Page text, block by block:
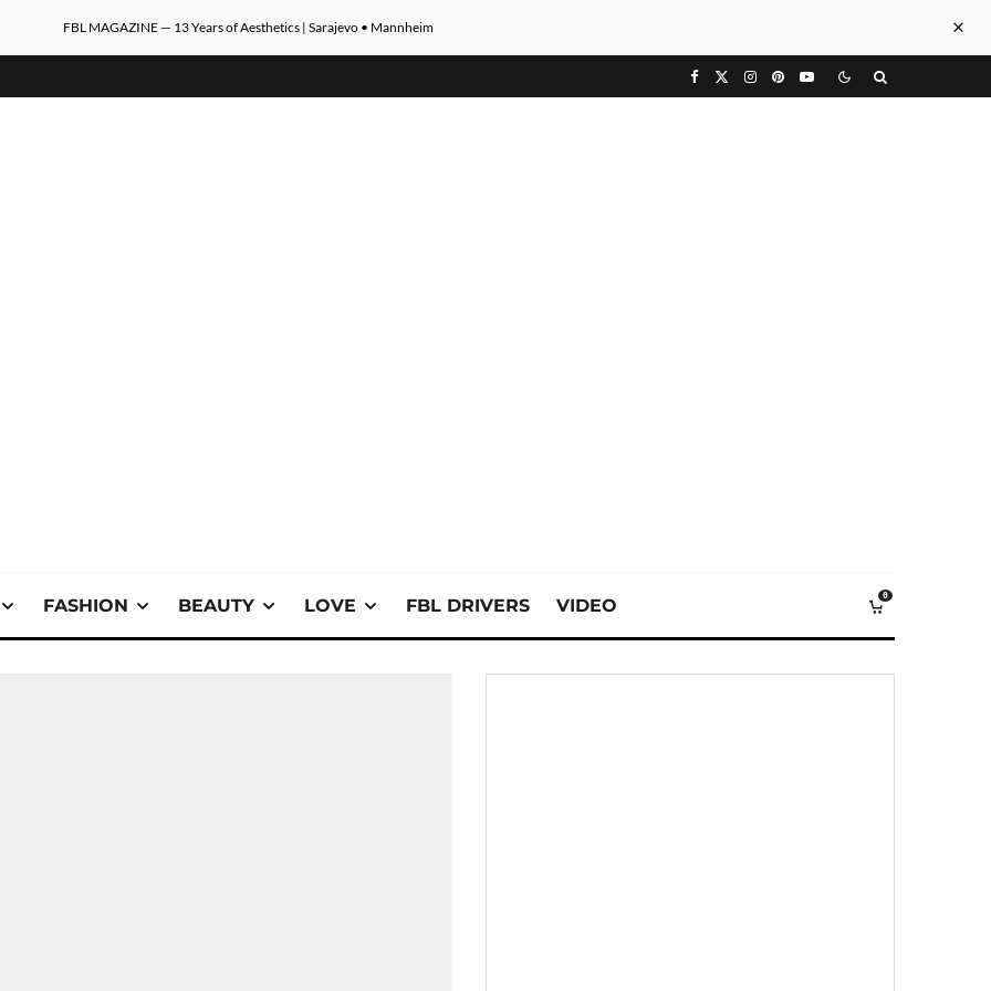
FBL MAGAZINE — 13 Years of Aesthetics | Sarajevo • Mannheim
FASHION BEAUTY LOVE FBL DRIVERS VIDEO 0